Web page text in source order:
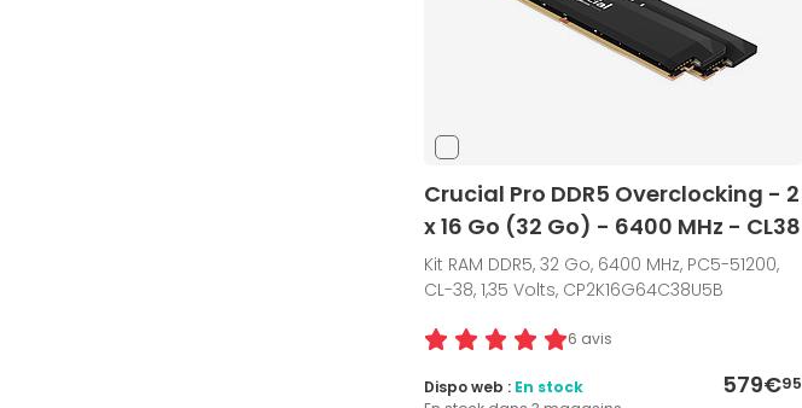
Crucial Pro DDR5 Overclocking - 2
x 16 Go (32 Go) - 6400 MHz - CL38
Kit RAM DDR5, 32 Go, 6400 MHz, PC5-51200,
CL-38, 1,35 Volts, CP2K16G64C38U5B
6 avis
579€95
Dispo web : En stock